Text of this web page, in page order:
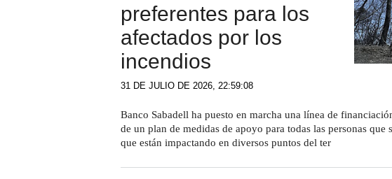
preferentes para los
afectados por los
incendios
31 DE JULIO DE 2026, 22:59:08
Banco Sabadell ha puesto en marcha una línea de
de un plan de medidas de apoyo para todas las personas
que están impactando en diversos puntos del ter